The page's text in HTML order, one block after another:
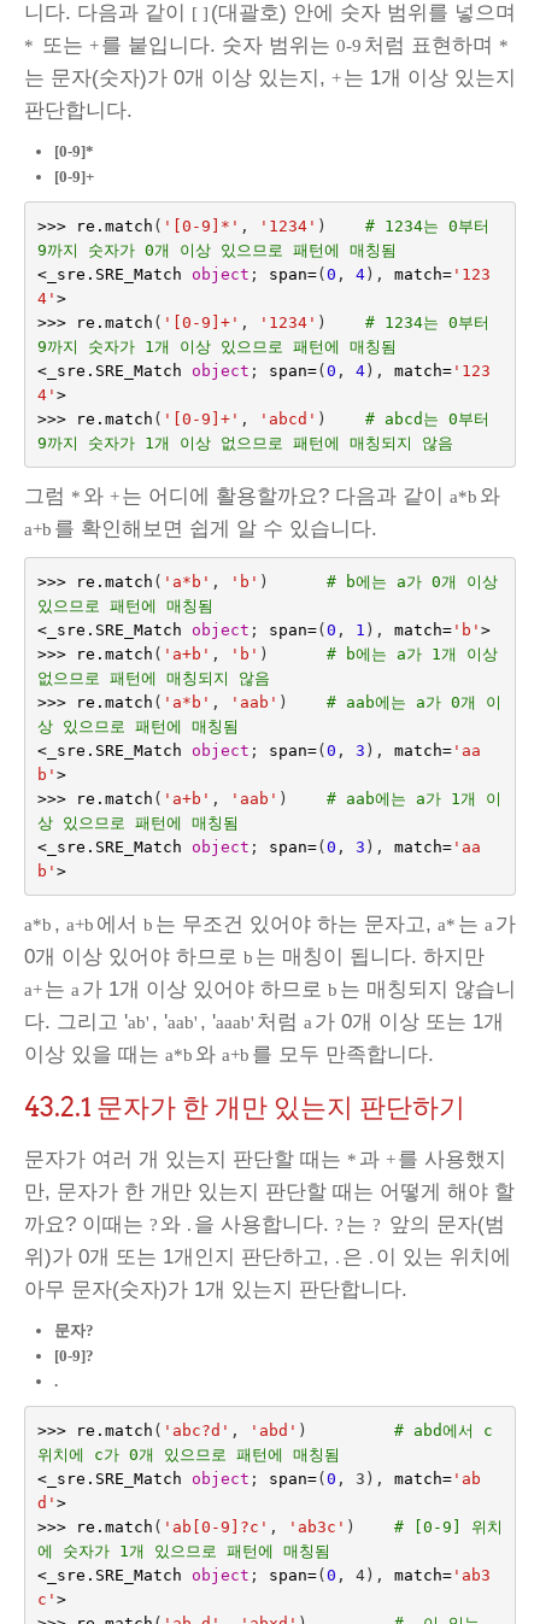
니다. 다음과 같이 [ ] (대괄호) 안에 숫자 범위를 넣으며
* 또는 +를 붙입니다. 숫자 범위는 0-9 처럼 표현하며 *
는 문자(숫자)가 0개 이상 있는지, +는 1개 이상 있는지
판단합니다.
[0-9]*
[0-9]+
>>> re . match ( '[0-9]*' , '1234' )
# 1234는 0부터
9까지 숫자가 0개 이상 있으므로 패턴에 매칭됨
<_sre . SRE_Match object ; span=(0 , 4), match='123
4' >
>>>
re . match ( '[0-9]+' , '1234' )
# 1234는 0부터
9까지 숫자가 1개 이상 있으므로 패턴에 매칭됨
<_sre . SRE_Match object ; span=(0 , 4), match='123
4' >
>>>
re . match ( '[0-9]+' , 'abcd' )
# abcd는 0부터
9까지 숫자가 1개 이상 없으므로 패턴에 매칭되지 않음
그럼 * 와 +는 어디에 활용할까요? 다음과 같이 a*b 와
a+b 를 확인해보면 쉽게 알 수 있습니다.
>>> re . match ( 'a*b' , 'b' )
# b에는 a가 0개 이상
있으므로 패턴에 매칭됨
<_sre . SRE_Match object ; span=(0 , 1 ), match='b' >
>>>
re . match ( 'a+b' , 'b' )
# b에는 a가 1개 이상
없으므로 패턴에 매칭되지 않음
>>>
re . match ( 'a*b' , 'aab' )
# aab에는 a가 0개 이
상 있으므로 패턴에 매칭됨
<_sre . SRE_Match object ; span=(0 , 3 ), match='aa
b' >
>>>
re . match ( 'a+b' , 'aab' )
# aab에는 a가 1개 이
상 있으므로 패턴에 매칭됨
<_sre . SRE_Match object ; span=(0 , 3 ), match='aa
b' >
a*b , a+b 에서 b 는 무조건 있어야 하는 문자고, a* 는 a 가
0개 이상 있어야 하므로 b 는 매칭이 됩니다. 하지만
a+는 a 가 1개 이상 있어야 하므로 b 는 매칭되지 않습니
다. 그리고 'ab' , 'aab' , 'aaab' 처럼 a 가 0개 이상 또는 1개
이상 있을 때는 a*b 와 a+b 를 모두 만족합니다.
43.2.1 문자가 한 개만 있는지 판단하기
문자가 여러 개 있는지 판단할 때는 * 과 +를 사용했지
만, 문자가 한 개만 있는지 판단할 때는 어떻게 해야 할
까요? 이때는 ? 와 . 을 사용합니다. ? 는 ? 앞의 문자(범
위)가 0개 또는 1개인지 판단하고, . 은 . 이 있는 위치에
아무 문자(숫자)가 1개 있는지 판단합니다.
문자?
[0-9]?
.
>>> re . match ( 'abc?d' , 'abd' )
# abd에서 c
위치에 c가 0개 있으므로 패턴에 매칭됨
<_sre . SRE_Match object ; span=(0 , 3 ), match='ab
d' >
>>>
re . match ( 'ab[0-9]?c' , 'ab3c' )
# [0-9] 위치
에 숫자가 1개 있으므로 패턴에 매칭됨
<_sre . SRE_Match object ; span=(0 , 4), match='ab3
c' >